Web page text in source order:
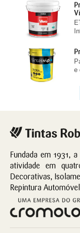
e
Fundada em 1931,
atividade em
Decorativas,
Repintura